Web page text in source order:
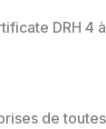
DRH 4
de